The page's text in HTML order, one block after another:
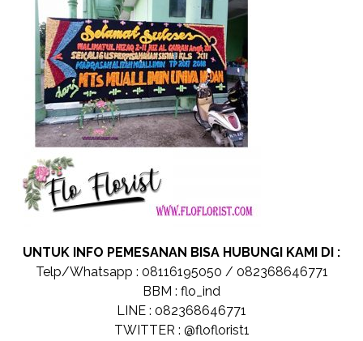
UNTUK INFO PEMESANAN BISA HUBUNGI KAMI DI :
Telp/Whatsapp : 08116195050 / 082368646771
BBM : flo_ind
LINE : 082368646771
TWITTER : @floflorist1